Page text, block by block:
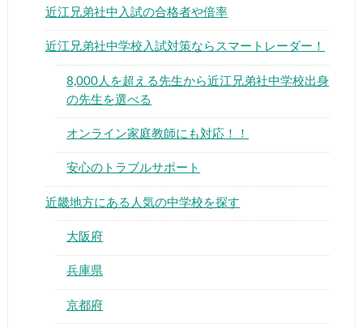
▶
近江兄弟社中入試の合格者や倍率
近江兄弟社中学校入試対策ならスマートレーダー！
8,000人を超える先生から近江兄弟社中学校出身
の先生を選べる
オンライン家庭教師にも対応！！
安心のトラブルサポート
近畿地方にある人気の中学校を探す
大阪府
兵庫県
京都府